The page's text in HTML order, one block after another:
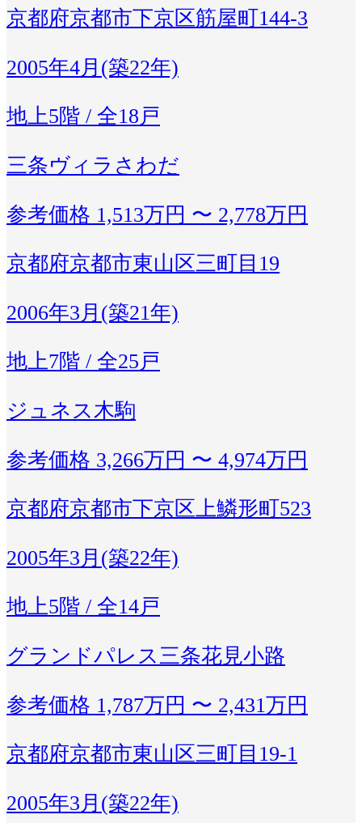
京都府京都市下京区筋屋町144-3
2005年4月(築22年)
地上5階 / 全18戸
三条ヴィラさわだ
参考価格 1,513万円 〜 2,778万円
京都府京都市東山区三町目19
2006年3月(築21年)
地上7階 / 全25戸
ジュネス木駒
参考価格 3,266万円 〜 4,974万円
京都府京都市下京区上鱗形町523
2005年3月(築22年)
地上5階 / 全14戸
グランドパレス三条花見小路
参考価格 1,787万円 〜 2,431万円
京都府京都市東山区三町目19-1
2005年3月(築22年)